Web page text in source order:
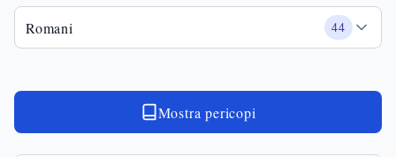
Romani 44
Mostra pericopi